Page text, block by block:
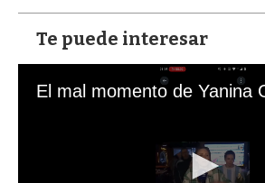
Te puede interesar